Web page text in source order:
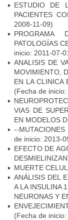
ESTUDIO DE
PACIENTES
2008-11-09)
PROGRAMA
PATOLOGÍAS
inicio: 2011-07-
ANALISIS DE
MOVIMIENTO,
EN LA CLINICA
(Fecha de
VIAS DE
EN MODELOS
--
de inicio: 2013-
EFECTO DE
MUERTE
ANÁLISIS DEL
A LA INSULINA
NEURONAS Y
(Fecha de